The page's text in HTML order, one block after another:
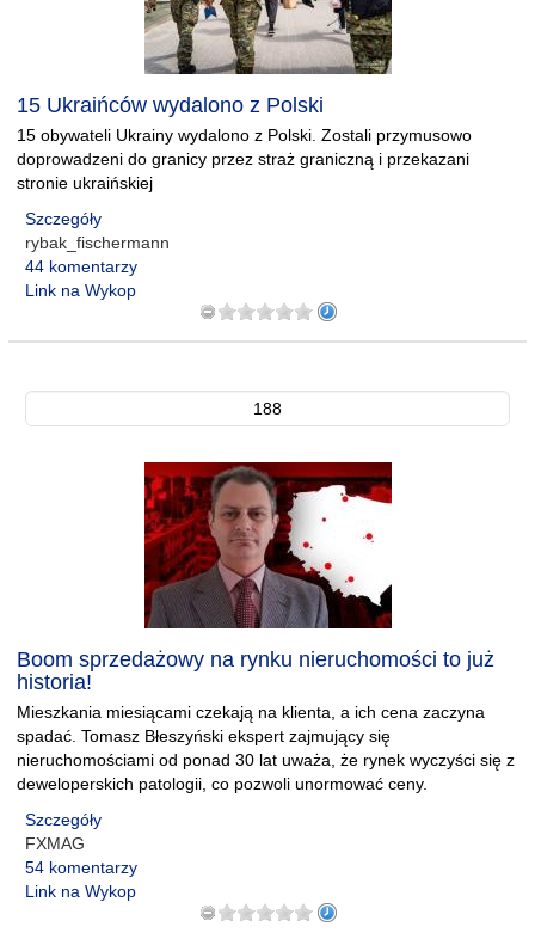
15 Ukraińców wydalono z Polski
15 obywateli Ukrainy wydalono z Polski. Zostali przymusowo
doprowadzeni do granicy przez straż graniczną i przekazani
stronie ukraińskiej
Szczegóły
rybak_fischermann
44 komentarzy
Link na Wykop
188
Boom sprzedażowy na rynku nieruchomości to już
historia!
Mieszkania miesiącami czekają na klienta, a ich cena zaczyna
spadać. Tomasz Błeszyński ekspert zajmujący się
nieruchomościami od ponad 30 lat uważa, że rynek wyczyści się z
deweloperskich patologii, co pozwoli unormować ceny.
Szczegóły
FXMAG
54 komentarzy
Link na Wykop